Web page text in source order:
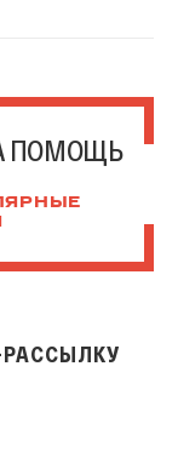
ПОМОЩЬ